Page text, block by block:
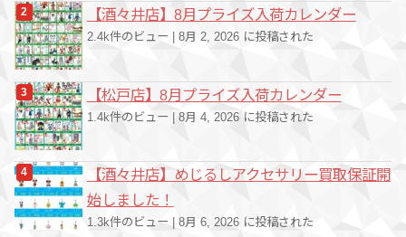
【酒々井店】8月プライズ入荷カレンダー
2.4k件のビュー 8月 2, 2026 に投稿された
【松戸店】8月プライズ入荷カレンダー
1.4k件のビュー 8月 4, 2026 に投稿された
【酒々井店】めじるしアクセサリー買取保証開
始しました！
1.3k件のビュー 8月 6, 2026 に投稿された